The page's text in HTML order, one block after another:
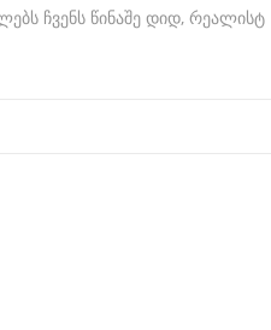
ჩვენს წინაშე დიდ, რეალისტ